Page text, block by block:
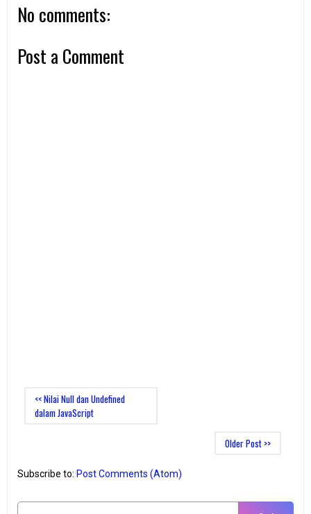
No comments:
Post a Comment
<< Nilai Null dan Undefined
dalam JavaScript
Older Post >>
Subscribe to: Post Comments (Atom)